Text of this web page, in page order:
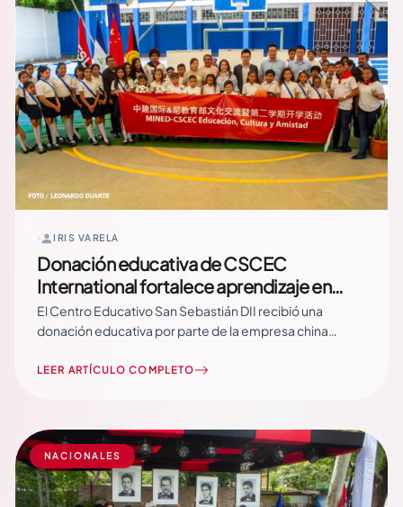
IRIS VARELA
Donación educativa de CSCEC
International fortalece aprendizaje en
Centro Educativo San Sebastián
El Centro Educativo San Sebastián DII recibió una
donación educativa por parte de la empresa china
de Educación (MINED), como parte de una jornada de
aprendizaje de estudiantes y… Read More
LEER ARTÍCULO COMPLETO
NACIONALES